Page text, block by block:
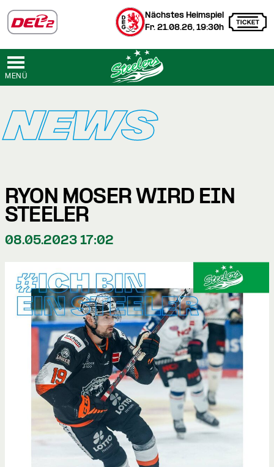
Nächstes Heimspiel
Fr. 21.08.26, 19:30h
MENÜ
NEWS
RYON MOSER WIRD EIN
STEELER
08.05.2023 17:02